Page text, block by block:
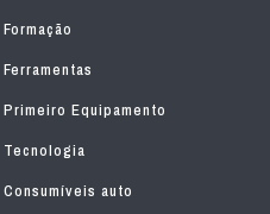
Formação
Ferramentas
Primeiro Equipamento
Tecnologia
Consumíveis auto